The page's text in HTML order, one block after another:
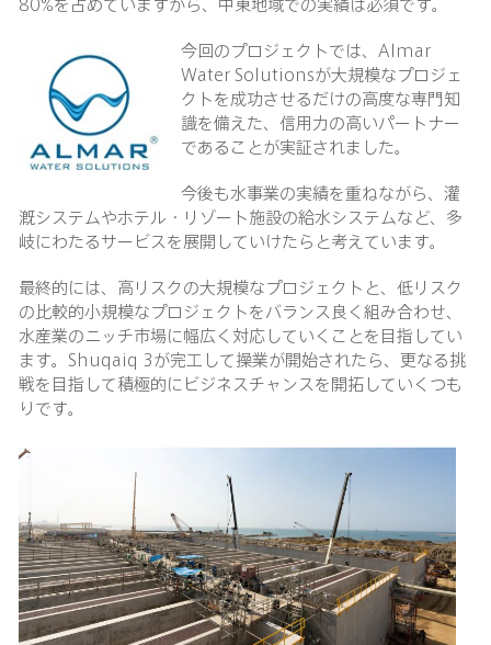
今回のプロジェクトでは、Almar
Water Solutionsが大規模なプロジェ
クトを成功させるだけの高度な専門知
識を備えた、信用力の高いパートナー
であることが実証されました。
今後も水事業の実績を重ねながら、灌
漑システムやホテル・リゾート施設の給水システムなど、多
岐にわたるサービスを展開していけたらと考えています。
最終的には、高リスクの大規模なプロジェクトと、低リスク
の比較的小規模なプロジェクトをバランス良く組み合わせ、
水産業のニッチ市場に幅広く対応していくことを目指してい
ます。Shuqaiq 3が完工して操業が開始されたら、更なる挑
戦を目指して積極的にビジネスチャンスを開拓していくつも
りです。